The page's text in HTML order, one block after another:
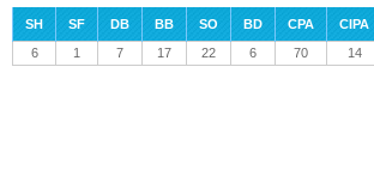
SH SF DB BB SO BD CPA CIPA
6
1 7 17 22 6 70 14